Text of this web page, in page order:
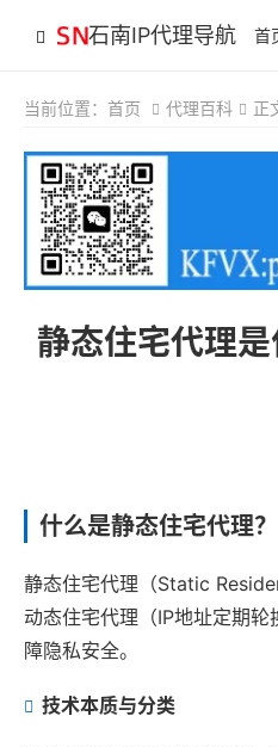
石南IP代理导航 首
当前位置： 首页 代理百科 正
静态住宅代理
什么是静态住宅代理？
静态住宅代理（Static
动态住宅代理（IP地址定期
障隐私安全。
技术本质与分类